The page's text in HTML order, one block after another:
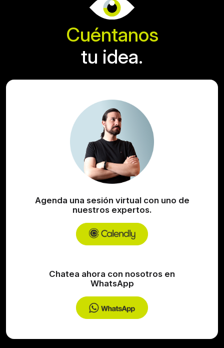
Cuéntanos
tu idea.
Agenda una sesión virtual con uno de
nuestros expertos.
Chatea ahora con nosotros en
WhatsApp